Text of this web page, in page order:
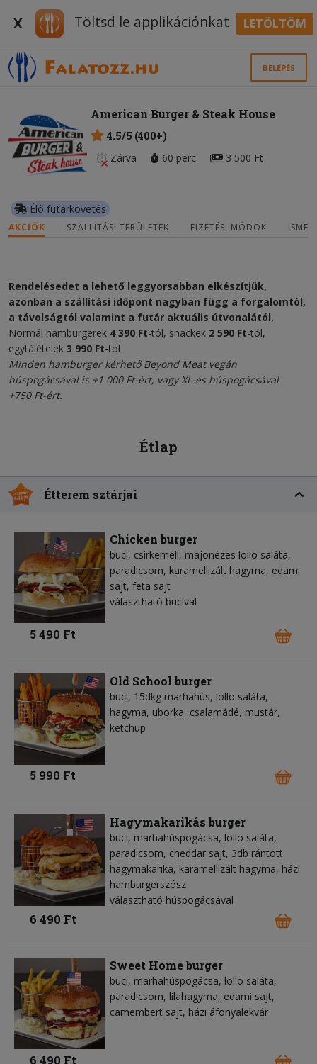
X Töltsd le applikációnkat LETÖLTÖM
BELÉPÉS
American Burger & Steak House
4.5/5 (400+)
Zárva
60 perc 3 500 Ft
Élő futárkövetés
AKCIÓK SZÁLLÍTÁSI TERÜLETEK FIZETÉSI MÓDOK
Rendelésedet a lehető leggyorsabban elkészítjük,
azonban a szállítási időpont nagyban függ a forgalomtól,
a távolságtól valamint a futár aktuális útvonalától.
Normál hamburgerek 4 390 Ft-tól, snackek 2 590 Ft-tól,
egytálételek 3 990 Ft-tól
Minden hamburger kérhetőBeyond Meat vegán
húspogácsávalis +1 000 Ft-ért, vagy XL-es húspogácsával
+750 Ft-ért.
Étlap
Étterem sztárjai
Chicken burger
buci, csirkemell, majonézes lollo saláta,
paradicsom, karamellizált hagyma, edami
sajt, feta sajt
választható bucival
5 490 Ft
Old School burger
buci, 15dkg marhahús, lollo saláta,
hagyma, uborka, csalamádé, mustár,
ketchup
5 990 Ft
Hagymakarikás burger
buci, marhahúspogácsa, lollo saláta,
paradicsom, cheddar sajt, 3db rántott
hagymakarika, karamellizált hagyma, házi
hamburgerszósz
választható húspogácsával
6 490 Ft
Sweet Home burger
buci, marhahúspogácsa, lollo saláta,
paradicsom, lilahagyma, edami sajt,
camembert sajt, házi áfonyalekvár
6 490 Ft